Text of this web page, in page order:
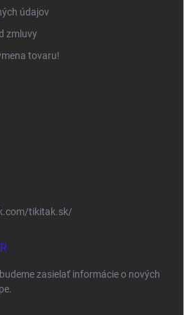
údajov
zmluvy
tovaru!
tikitak.sk/
zasielať informácie o nových